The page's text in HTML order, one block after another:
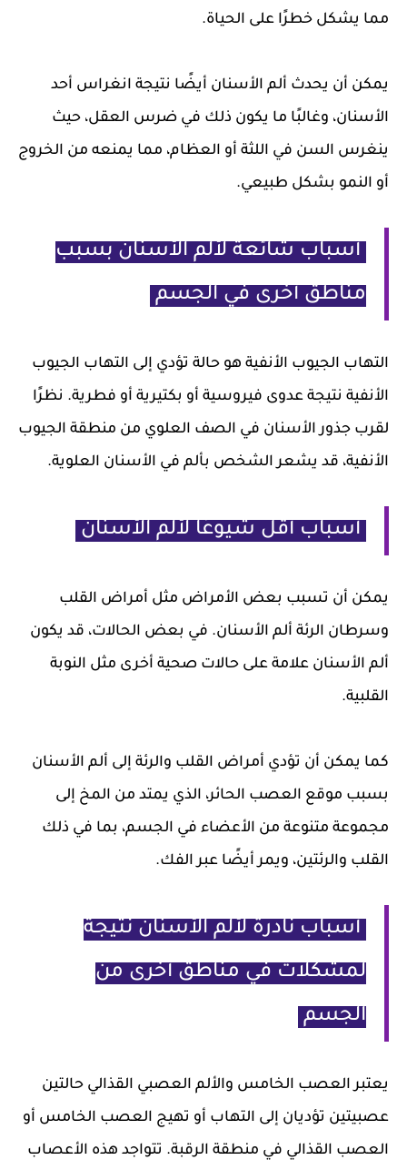
مما يشكل خطرًا على الحياة.
يمكن أن يحدث ألم الأسنان أيضًا نتيجة انغراس أحد
الأسنان، وغالبًا ما يكون ذلك في ضرس العقل، حيث
ينغرس السن في اللثة أو العظام، مما يمنعه من الخروج
أو النمو بشكل طبيعي.
أسباب شائعة لألم الأسنان بسبب
مناطق أخرى في الجسم
التهاب الجيوب الأنفية هو حالة تؤدي إلى التهاب الجيوب
الأنفية نتيجة عدوى فيروسية أو بكتيرية أو فطرية. نظرًا
لقرب جذور الأسنان في الصف العلوي من منطقة الجيوب
الأنفية، قد يشعر الشخص بألم في الأسنان العلوية.
أسباب أقل شيوعًا لألم الأسنان
يمكن أن تسبب بعض الأمراض مثل أمراض القلب
وسرطان الرئة ألم الأسنان. في بعض الحالات، قد يكون
ألم الأسنان علامة على حالات صحية أخرى مثل النوبة
القلبية.
كما يمكن أن تؤدي أمراض القلب والرئة إلى ألم الأسنان
بسبب موقع العصب الحائر، الذي يمتد من المخ إلى
مجموعة متنوعة من الأعضاء في الجسم، بما في ذلك
القلب والرئتين، ويمر أيضًا عبر الفك.
أسباب نادرة لألم الأسنان نتيجة
لمشكلات في مناطق أخرى من
الجسم
يعتبر العصب الخامس والألم العصبي القذالي حالتين
عصبيتين تؤديان إلى التهاب أو تهيج العصب الخامس أو
العصب القذالي في منطقة الرقبة. تتواجد هذه الأعصاب